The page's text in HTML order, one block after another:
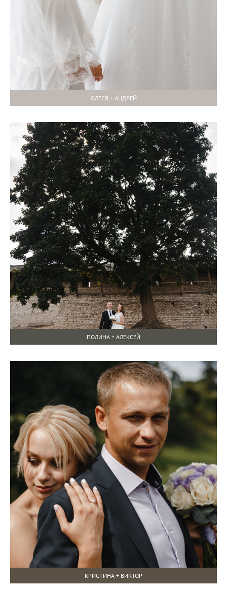
ОЛЕСЯ + АНДРЕЙ
ПОЛИНА + АЛЕКСЕЙ
КРИСТИНА + ВИКТОР